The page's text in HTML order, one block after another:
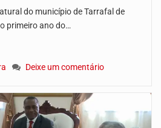
do município de Tarrafal de
primeiro ano do…
Deixe um comentário